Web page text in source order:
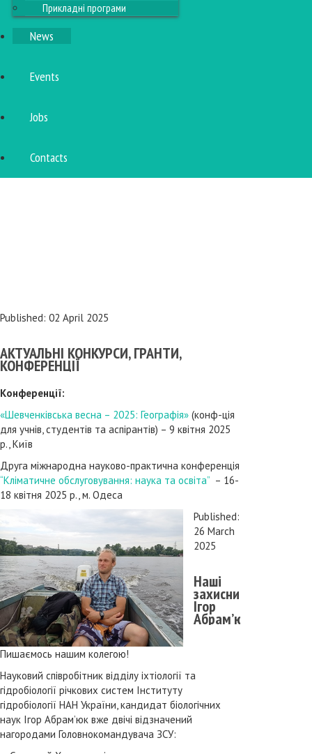
Прикладні програми
News
Events
Jobs
Contacts
Published: 02 April 2025
АКТУАЛЬНІ КОНКУРСИ, ГРАНТИ,
КОНФЕРЕНЦІЇ
Конференції:
«Шевченківська весна – 2025: Географія» (конф-ція
для учнів, студентів та аспірантів) – 9 квітня 2025
р., Київ
Друга міжнародна науково-практична конференція
“Кліматичне обслуговування: наука та освіта” – 16-
18 квітня 2025 р., м. Одеса
Published:
26 March
2025
Наші
захисники:
Ігор
Абрам’юк
Пишаємось нашим колегою!
Науковий співробітник відділу іхтіології та
гідробіології річкових систем Інституту
гідробіології НАН України, кандидат біологічних
наук Ігор Абрам’юк вже двічі відзначений
нагородами Головнокомандувача ЗСУ: